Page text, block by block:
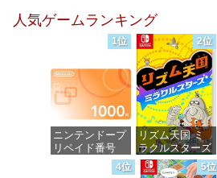
価格：¥100
人気ゲームランキング
1位
ニンテンドープ
リペイド番号
1000円|オンラ
インコード版
2位
リズム天国 ミ
ラクルスターズ
-Switch
4位 5位